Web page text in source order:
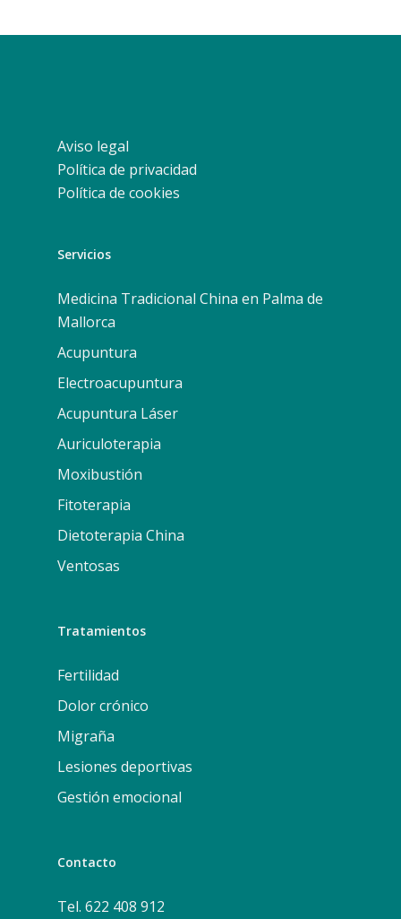
Aviso legal
Política de privacidad
Política de cookies
Servicios
Medicina Tradicional China en Palma de
Mallorca
Acupuntura
Electroacupuntura
Acupuntura Láser
Auriculoterapia
Moxibustión
Fitoterapia
Dietoterapia China
Ventosas
Tratamientos
Fertilidad
Dolor crónico
Migraña
Lesiones deportivas
Gestión emocional
Contacto
Tel. 622 408 912